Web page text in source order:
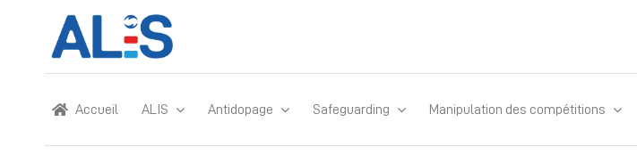
Accueil ALIS Antidopage Safeguarding Manipulation des compétitions